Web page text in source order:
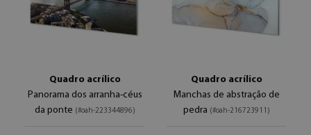
Quadro acrílico
Panorama dos arranha-céus
da ponte (#oah-223344896)
Quadro acrílico
Manchas de abstração de
pedra (#oah-216723911)